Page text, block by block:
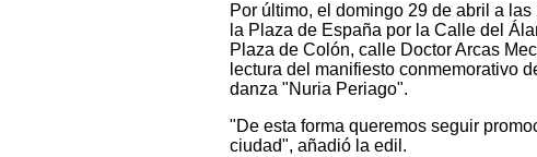
Por último, el domingo 29 de abril a
la Plaza de España por la Calle del
Plaza de Colón, calle Doctor Arcas
lectura del manifiesto conmemorativo
danza "Nuria Periago".
"De esta forma queremos seguir
ciudad", añadió la edil.